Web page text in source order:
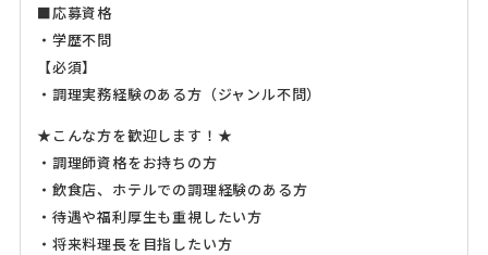
■応募資格
・学歴不問
【必須】
・調理実務経験のある方（ジャンル不問）
★こんな方を歓迎します！★
・調理師資格をお持ちの方
・飲食店、ホテルでの調理経験のある方
・待遇や福利厚生も重視したい方
・将来料理長を目指したい方